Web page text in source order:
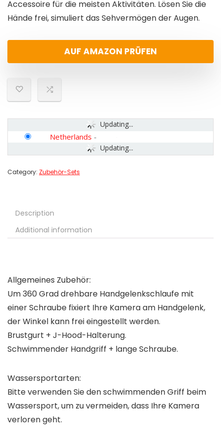
Accessoire für die meisten Aktivitäten. Lösen Sie die
Hände frei, simuliert das Sehvermögen der Augen.
AUF AMAZON PRÜFEN
Updating...
Updating...
Netherlands -
Category: Zubehör-Sets
Description
Additional information
Allgemeines Zubehör:
Um 360 Grad drehbare Handgelenkschlaufe mit
einer Schraube fixiert Ihre Kamera am Handgelenk,
der Winkel kann frei eingestellt werden.
Brustgurt + J-Hood-Halterung.
Schwimmender Handgriff + lange Schraube.
Wassersportarten:
Bitte verwenden Sie den schwimmenden Griff beim
Wassersport, um zu vermeiden, dass Ihre Kamera
verloren geht.